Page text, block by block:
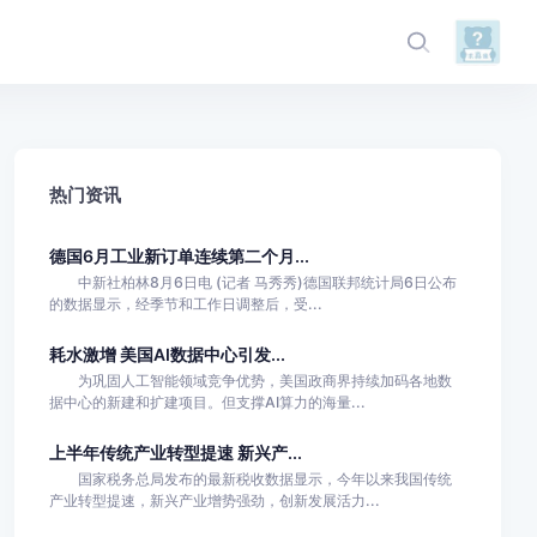
热门资讯
德国6月工业新订单连续第二个月...
中新社柏林8月6日电 (记者 马秀秀)德国联邦统计局6日公布
的数据显示，经季节和工作日调整后，受...
耗水激增 美国AI数据中心引发...
为巩固人工智能领域竞争优势，美国政商界持续加码各地数
据中心的新建和扩建项目。但支撑AI算力的海量...
上半年传统产业转型提速 新兴产...
国家税务总局发布的最新税收数据显示，今年以来我国传统
产业转型提速，新兴产业增势强劲，创新发展活力...